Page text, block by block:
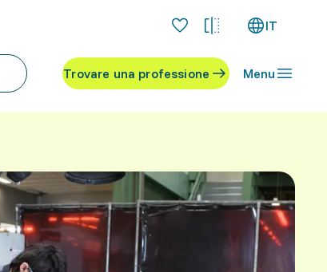
IT
Trovare una professione Menu